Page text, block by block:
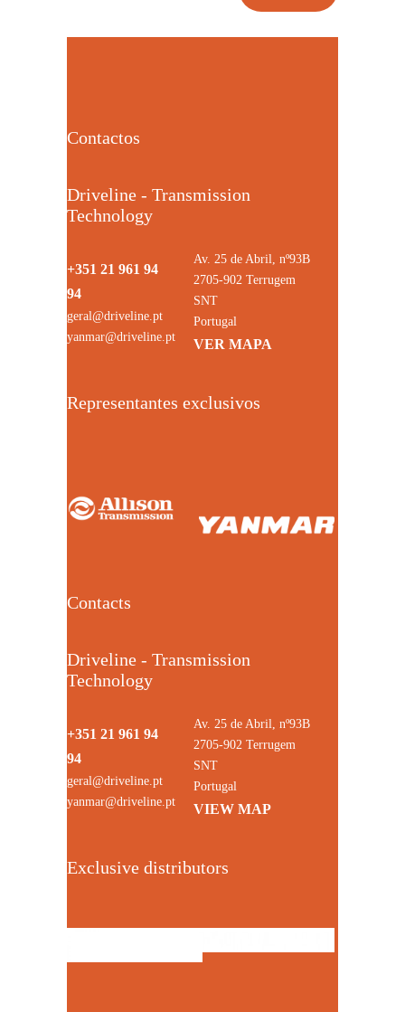
Contactos
Driveline - Transmission
Technology
+351 21 961 94
94
geral@driveline.pt
yanmar@driveline.pt
Av. 25 de Abril, nº93B
2705-902 Terrugem
SNT
Portugal
VER MAPA
Representantes exclusivos
Contacts
Driveline - Transmission
Technology
+351 21 961 94
94
geral@driveline.pt
yanmar@driveline.pt
Av. 25 de Abril, nº93B
2705-902 Terrugem
SNT
Portugal
VIEW MAP
Exclusive distributors